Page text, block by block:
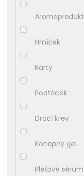
Aromaprodukt
Hrníček
Karty
Podtácek
Dračí krev
Konopný gel
Pleťové sérum